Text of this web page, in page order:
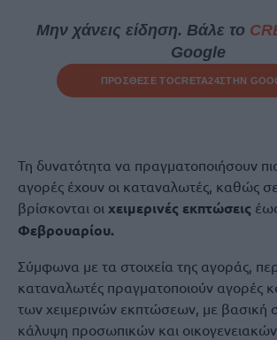
Μην χάνεις είδηση. Βάλε το
Google
ΠΡΟΣΘΕΣΕ ΤΟCRETA24ΣΤΗΝ
Τη δυνατότητα να πραγματοποιήσουν
αγορές έχουν οι καταναλωτές, καθώς σε
βρίσκονται οι χειμερινές εκπτώσεις
Φεβρουαρίου.
Σύμφωνα με τα στοιχεία της αγοράς,
καταναλωτές πραγματοποιούν αγορές
των χειμερινών εκπτώσεων, με βασική
κάλυψη προσωπικών και